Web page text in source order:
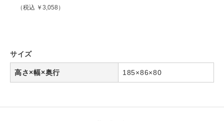
唐木調仏壇
￥109,800
￥49,500
税込 ￥54,450
税込 ￥3,058
サイズ
高さ×幅×奥行 185×86×80